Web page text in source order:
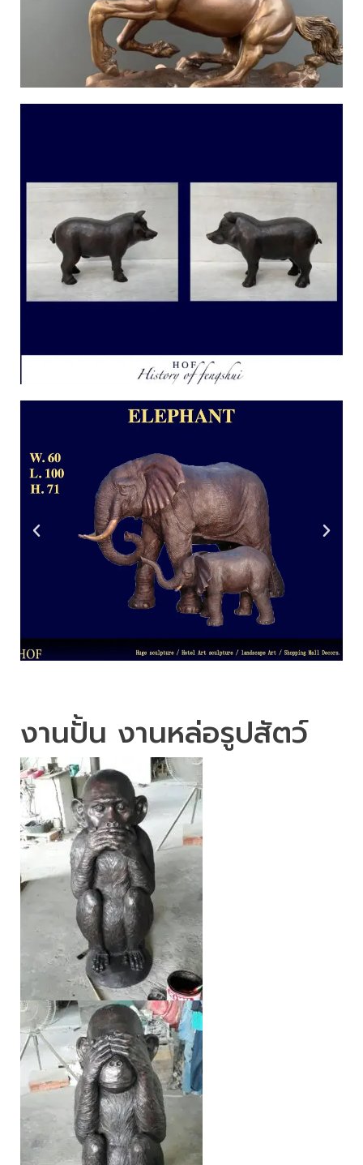
งานปั้น งานหล่อรูปสัตว์